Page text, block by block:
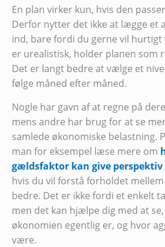
En plan virker kun, hvis den
Derfor nytter det ikke at lægge et
ind, bare fordi du gerne vil hurtigt
er urealistisk, holder planen som
Det er langt bedre at vælge et
følge måned efter måned.
Nogle har gavn af at regne på
mens andre har brug for at se
samlede økonomiske belastning.
man for eksempel læse mere om
gældsfaktor kan give
hvis du vil forstå forholdet
bedre. Det er ikke fordi et enkelt
men det kan hjælpe dig med at
økonomien egentlig er, og hvor
være.